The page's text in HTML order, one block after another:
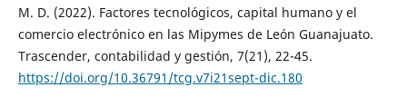
M. D. (2022). Factores tecnológicos, capital humano y el
comercio electrónico en las Mipymes de León Guanajuato.
Trascender, contabilidad y gestión, 7(21), 22-45.
https://doi.org/10.36791/tcg.v7i21sept-dic.180